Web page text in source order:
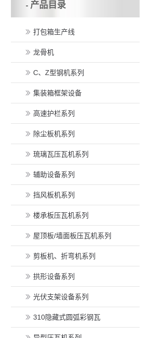
- 产品目录
打包箱生产线
龙骨机
C、Z型钢机系列
集装箱框架设备
高速护栏系列
除尘板机系列
琉璃瓦压瓦机系列
辅助设备系列
挡风板机系列
楼承板压瓦机系列
屋顶板/墙面板压瓦机系列
剪板机、折弯机系列
拱形设备系列
光伏支架设备系列
310隐藏式圆弧彩钢瓦